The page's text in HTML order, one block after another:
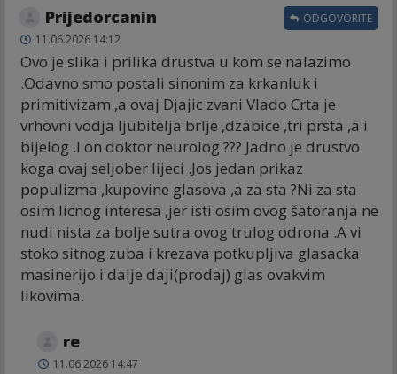
Prijedorcanin
11.06.2026 14:12
Ovo je slika i prilika drustva u kom se nalazimo
.Odavno smo postali sinonim za krkanluk i
primitivizam ,a ovaj Djajic zvani Vlado Crta je
vrhovni vodja ljubitelja brlje ,dzabice ,tri prsta ,a i
bijelog .I on doktor neurolog ??? Jadno je drustvo
koga ovaj seljober lijeci .Jos jedan prikaz
populizma ,kupovine glasova ,a za sta ?Ni za sta
osim licnog interesa ,jer isti osim ovog šatoranja ne
nudi nista za bolje sutra ovog trulog odrona .A vi
stoko sitnog zuba i krezava potkupljiva glasacka
masinerijo i dalje daji(prodaj) glas ovakvim
likovima.
ODGOVORITE
re
11.06.2026 14:47